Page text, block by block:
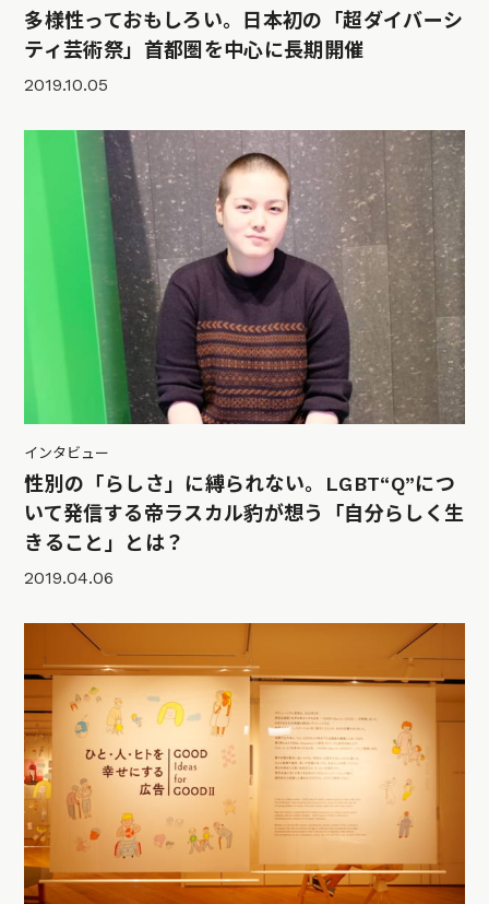
多様性っておもしろい。日本初の「超ダイバーシ
ティ芸術祭」首都圏を中心に長期開催
2019.10.05
インタビュー
性別の「らしさ」に縛られない。LGBT“Q”につ
いて発信する帝ラスカル豹が想う「自分らしく生
きること」とは？
2019.04.06